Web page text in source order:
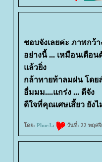
ชอบจังเลยค่ะ ภาพกว้
อย่างนี้ ... เหมือนเตือน
ล้วยิ่ง
กล้าทายท้าลมฝน โดย
อื่มมม....แกร่ง ... ดีจัง
ดีใจที่คุณเศษเสี้ยว ยัง
ดย: PhueJa วันที่: 22 พฤศจิ